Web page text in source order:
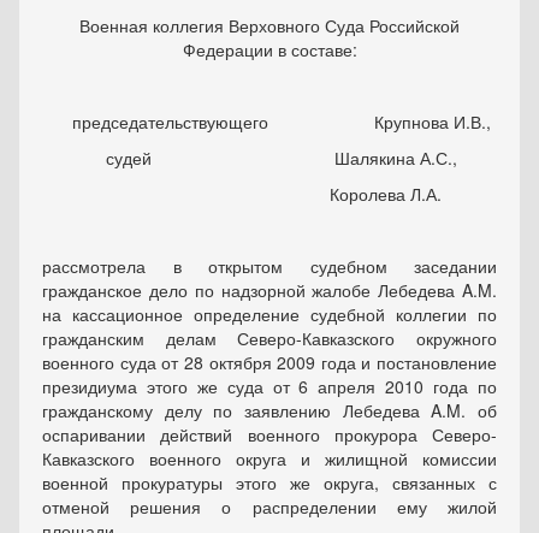
Военная коллегия Верховного Суда Российской
Федерации в составе:
председательствующего Крупнова И.В.,
судей Шалякина А.С.,
Королева Л.А.
рассмотрела в открытом судебном заседании
гражданское дело по надзорной жалобе Лебедева A.M.
на кассационное определение судебной коллегии по
гражданским делам Северо-Кавказского окружного
военного суда от 28 октября 2009 года и постановление
президиума этого же суда от 6 апреля 2010 года по
гражданскому делу по заявлению Лебедева A.M. об
оспаривании действий военного прокурора Северо-
Кавказского военного округа и жилищной комиссии
военной прокуратуры этого же округа, связанных с
отменой решения о распределении ему жилой